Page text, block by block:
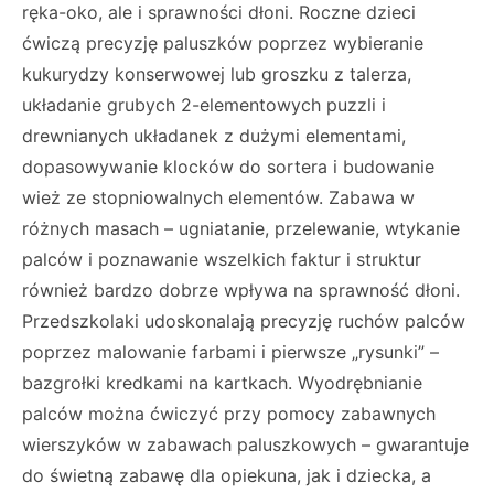
ręka-oko, ale i sprawności dłoni. Roczne dzieci
ćwiczą precyzję paluszków poprzez wybieranie
kukurydzy konserwowej lub groszku z talerza,
układanie grubych 2-elementowych puzzli i
drewnianych układanek z dużymi elementami,
dopasowywanie klocków do sortera i budowanie
wież ze stopniowalnych elementów. Zabawa w
różnych masach – ugniatanie, przelewanie, wtykanie
palców i poznawanie wszelkich faktur i struktur
również bardzo dobrze wpływa na sprawność dłoni.
Przedszkolaki udoskonalają precyzję ruchów palców
poprzez malowanie farbami i pierwsze „rysunki” –
bazgrołki kredkami na kartkach. Wyodrębnianie
palców można ćwiczyć przy pomocy zabawnych
wierszyków w zabawach paluszkowych – gwarantuje
do świetną zabawę dla opiekuna, jak i dziecka, a